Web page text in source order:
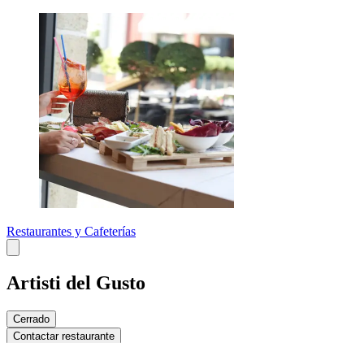
Restaurantes y Cafeterías
Artisti del Gusto
Cerrado
Contactar restaurante